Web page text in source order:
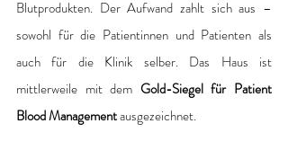
Blutprodukten. Der Aufwand zahlt sich aus –
sowohl für die Patientinnen und Patienten als
auch für die Klinik selber. Das Haus ist
mittlerweile mit dem Gold-Siegel für Patient
Blood Management ausgezeichnet.